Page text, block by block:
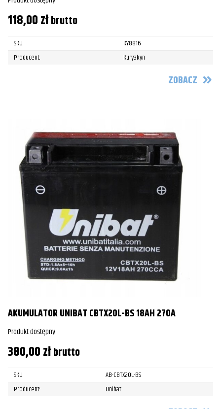
118,00złbrutto
SKU:
KY8816
Producent:
Kuryakyn
ZOBACZ
AKUMULATOR UNIBAT CBTX20L-BS 18AH 270A
Produkt dostępny
380,00złbrutto
SKU:
AB-CBTX20L-BS
Producent:
Unibat